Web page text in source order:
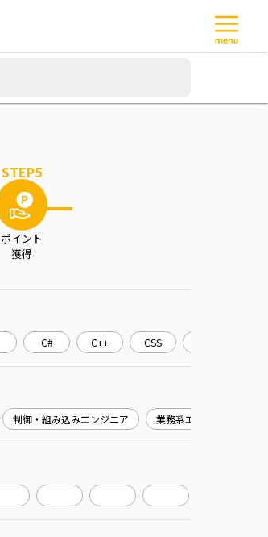
STEP5
ポイント
獲得
C# C++ CSS
制御・組み込みエンジニア 業務系エンジニア